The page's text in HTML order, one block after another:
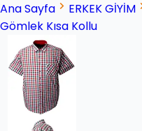
Ana Sayfa ERKEK GİYİM
Gömlek Kısa Kollu